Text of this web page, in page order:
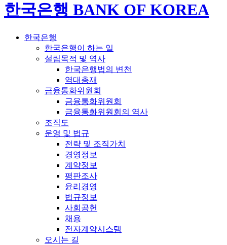
한국은행 BANK OF KOREA
한국은행
한국은행이 하는 일
설립목적 및 역사
한국은행법의 변천
역대총재
금융통화위원회
금융통화위원회
금융통화위원회의 역사
조직도
운영 및 법규
전략 및 조직가치
경영정보
계약정보
평판조사
윤리경영
법규정보
사회공헌
채용
전자계약시스템
오시는 길